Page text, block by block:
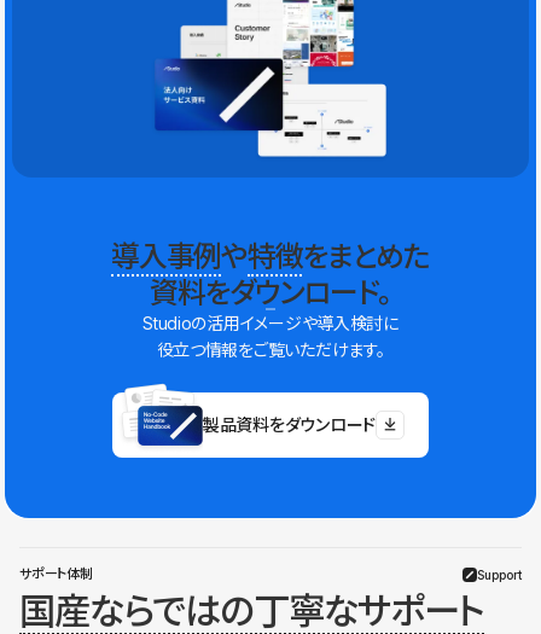
導入事例や特徴をまとめた
資料をダウンロード。
Studioの活用イメージや導入検討に
役立つ情報をご覧いただけます。
製品資料をダウンロード
サポート体制 Support
国産ならではの丁寧なサポート